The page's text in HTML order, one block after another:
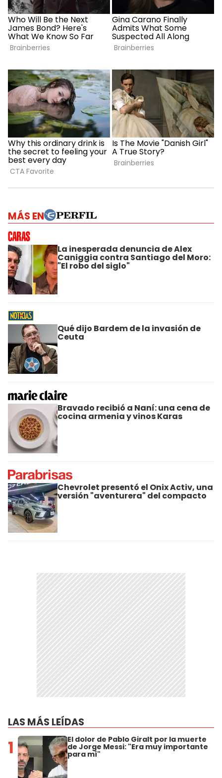
MÁS EN
La inesperada denuncia de Alex
Caniggia contra Santiago del Moro:
"El robo del siglo"
Qué dijo Bardem de la invasión de
Ceuta
Bravado recibió a Naní: una cena de
cocina armenia y vinos Karas
Chevrolet presentó el Onix Activ, una
versión "aventurera" del compacto
LAS MÁS LEÍDAS
1 El dolor de Pablo Giralt por la muerte
de Jorge Messi: "Era muy importante
para mí"